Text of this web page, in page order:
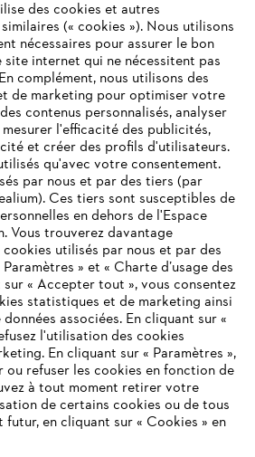
de Vente
INTERNET
EN CHARGE
Internet que nous ne prenons plus
fonctionnalités de notre site ne
Pour une utilisation
des cookies et autres
(« cookies »). Nous utilisons
nécessaires pour assurer le bon
internet qui ne nécessitent pas
complément, nous utilisons des
de marketing pour optimiser votre
contenus personnalisés, analyser
l'efficacité des publicités,
et créer des profils d'utilisateurs.
qu'avec votre consentement.
par nous et par des tiers (par
Ces tiers sont susceptibles de
en dehors de l'Espace
Vous trouverez davantage
utilisés par nous et par des
» et « Charte d’usage des
« Accepter tout », vous consentez
statistiques et de marketing ainsi
associées. En cliquant sur «
l'utilisation des cookies
En cliquant sur « Paramètres »,
ou refuser les cookies en fonction de
à tout moment retirer votre
de certains cookies ou de tous
futur, en cliquant sur « Cookies » en